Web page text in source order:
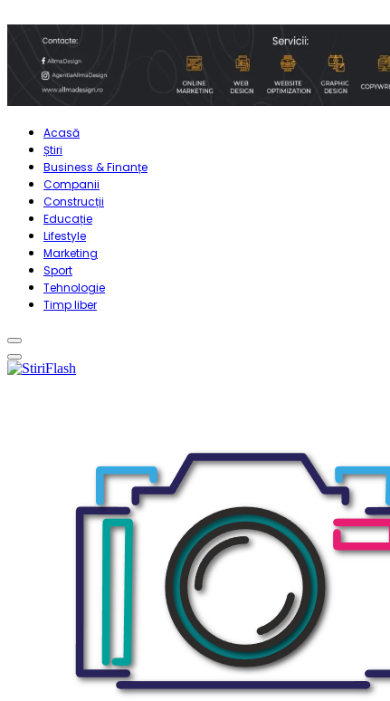
Acasă
Știri
Business & Finanțe
Companii
Construcții
Educație
Lifestyle
Marketing
Sport
Tehnologie
Timp liber